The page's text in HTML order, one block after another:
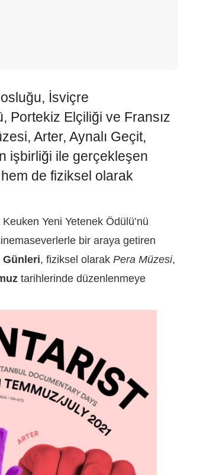
İsviçre
Portekiz Elçiliği ve Fransız
Arter, Aynalı Geçit,
işbirliği ile gerçekleşen
de fiziksel olarak
Yeni Yetenek Ödülü’nü
bir araya getiren
Günleri, fiziksel olarak Pera Müzesi,
tarihlerinde düzenlenmeye